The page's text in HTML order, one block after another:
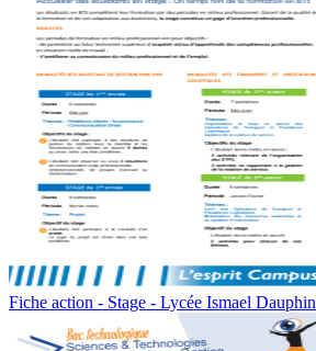
Fiche action - Stage - Lycée Ismael Dauphin